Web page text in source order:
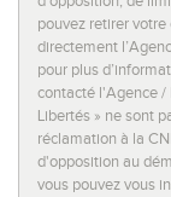
Familles sans
Familles avec 1
Maisons
Appartements
Familles avec 3
pouvez retirer
directement
pour plus
contacté l'Agence /
Libertés » ne sont
réclamation à la
d'opposition au
vous pouvez vous